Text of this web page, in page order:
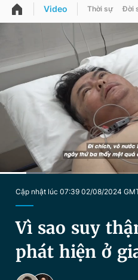
QUẢNG CÁO
Chuyên mục
Chuyên mục khác
Chào ngày mới
Video
Sản phẩm khác
Thông tin tài khoản
Đổi mật khẩu
Tin đã lưu
Tin đã xem
Đăng xuất
Video Thời sự Đời
Cập nhật lúc 07:39 02/08/2024
Vì sao suy
phát hiện ở